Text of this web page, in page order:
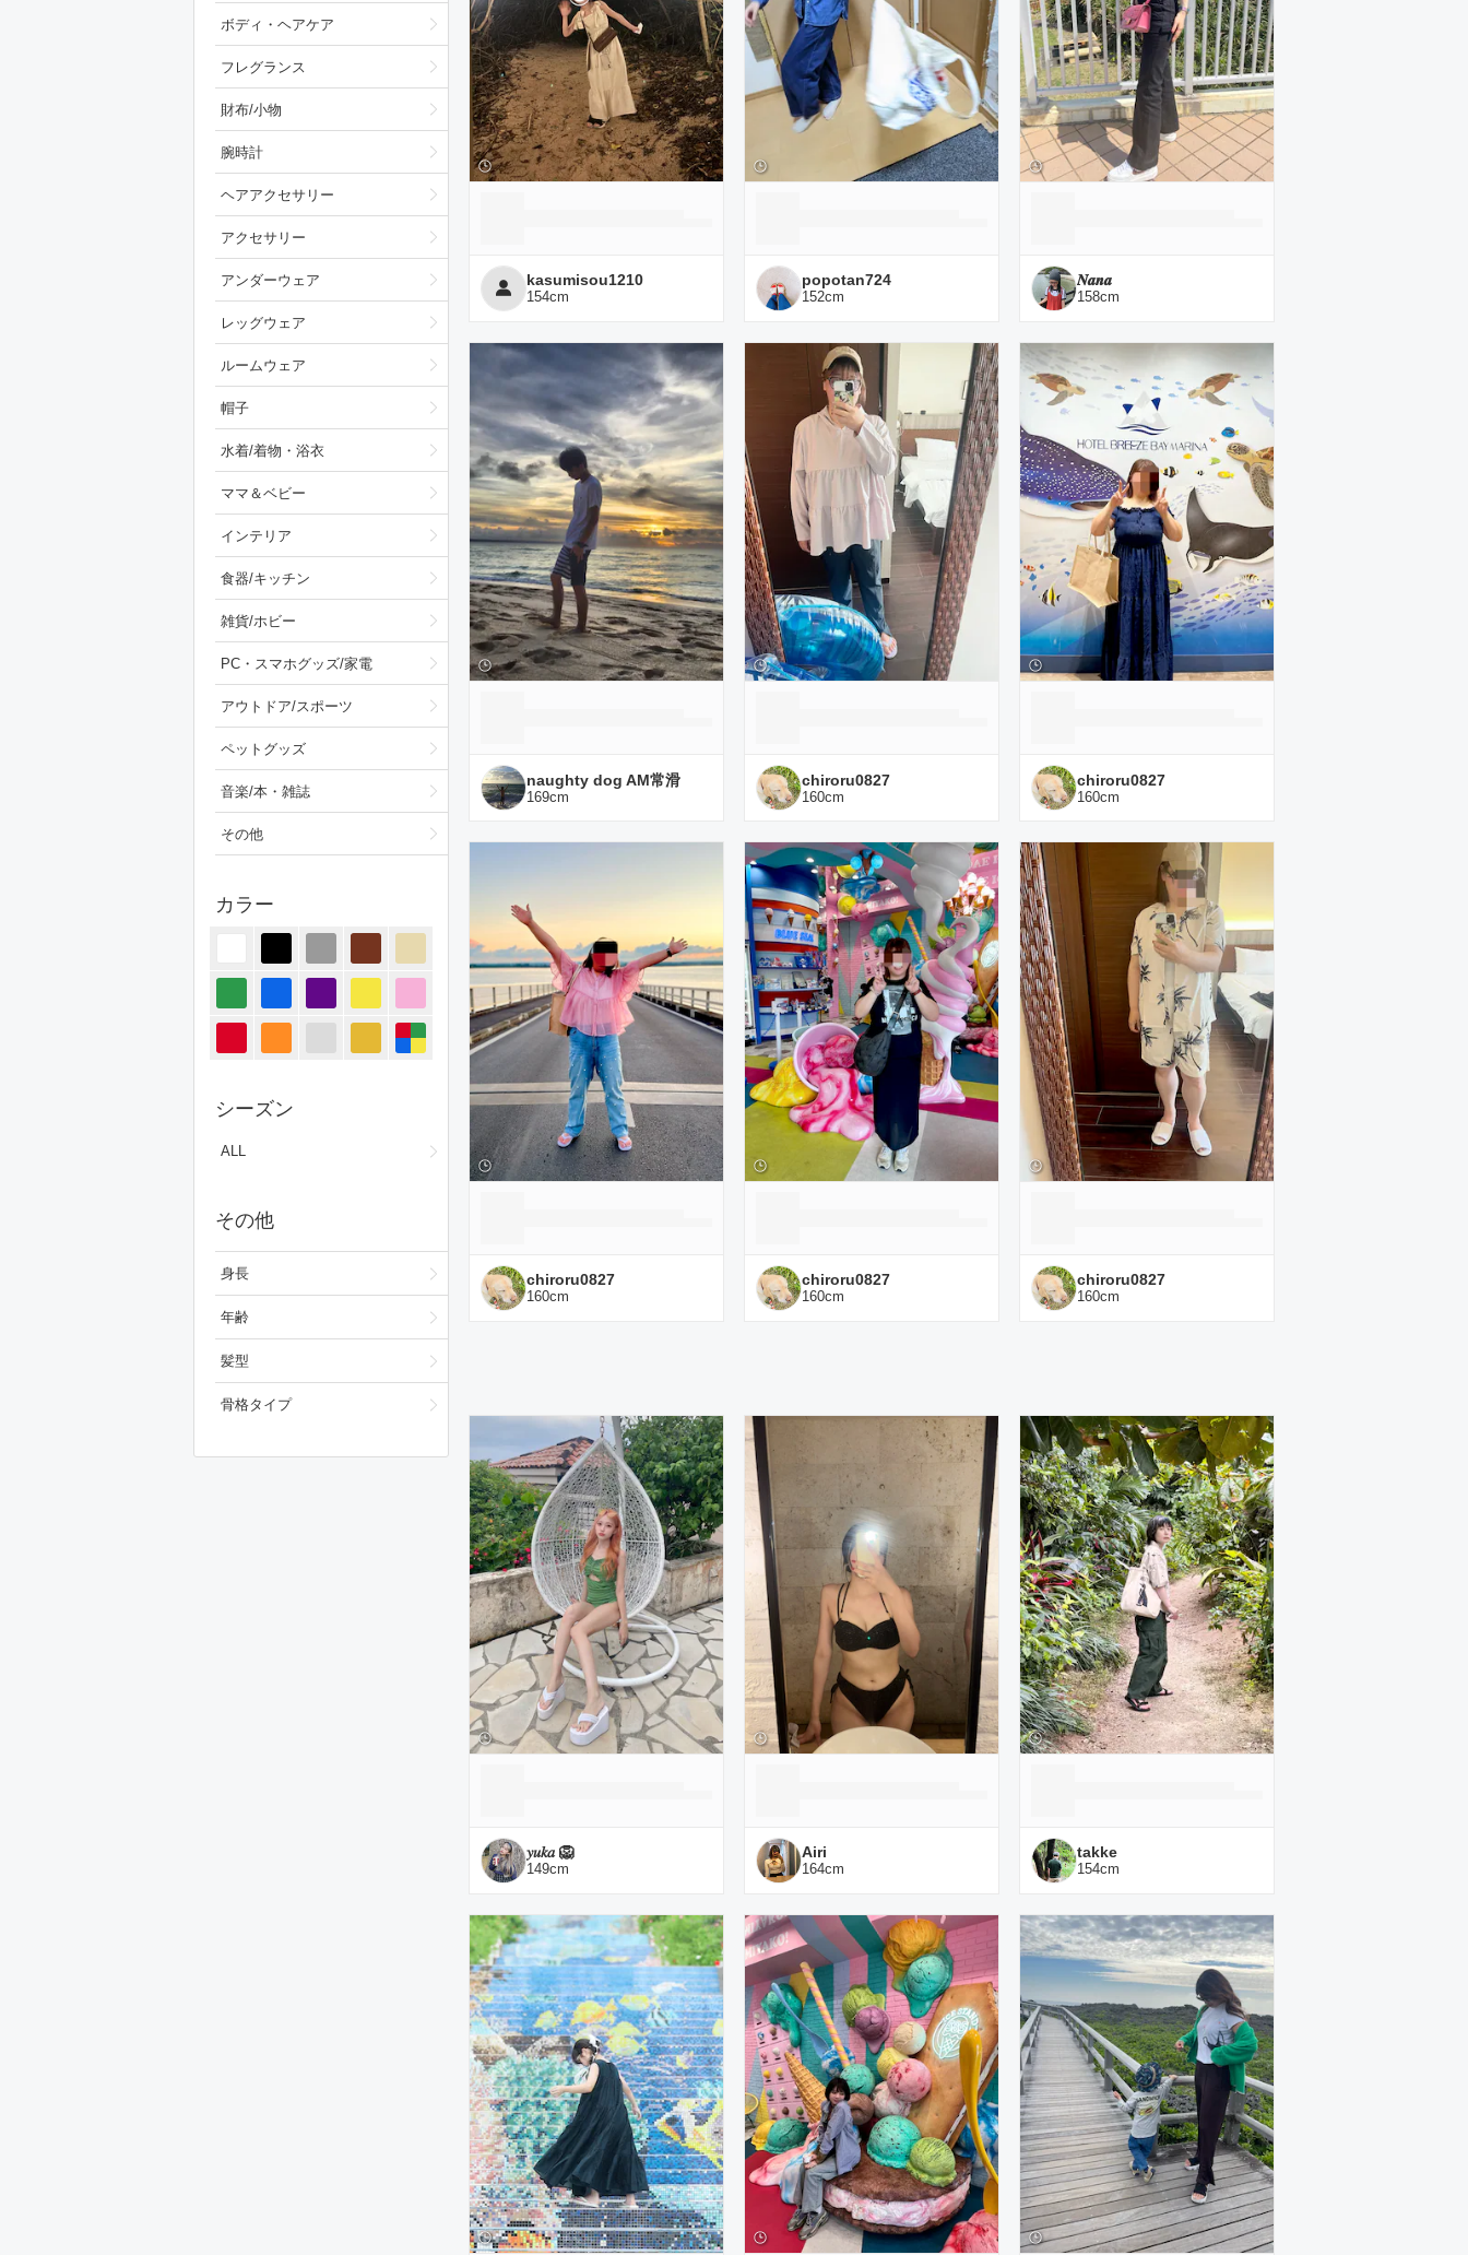
ボディ・ヘアケア
フレグランス
財布/小物
腕時計
ヘアアクセサリー
アクセサリー
アンダーウェア
レッグウェア
ルームウェア
帽子
水着/着物・浴衣
ママ＆ベビー
インテリア
食器/キッチン
雑貨/ホビー
PC・スマホグッズ/家電
アウトドア/スポーツ
ペットグッズ
音楽/本・雑誌
その他
カラー
シーズン
ALL
その他
身長
年齢
髪型
骨格タイプ
kasumisou1210
154cm
popotan724
152cm
𝑵𝒂𝒏𝒂
158cm
naughty dog AM常滑
169cm
chiroru0827
160cm
chiroru0827
160cm
chiroru0827
160cm
chiroru0827
160cm
chiroru0827
160cm
𝑦𝑢𝑘𝑎 🦁
149cm
Airi
164cm
takke
154cm